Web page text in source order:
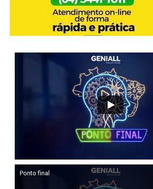
Ponto final